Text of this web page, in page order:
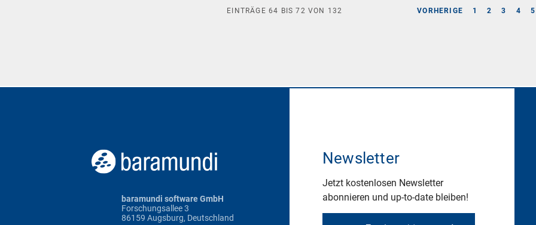
VORHERIGE 1 2 3 4 5
EINTRÄGE 64 BIS72 VON 132
baramundi software GmbH
Forschungsallee 3
86159 Augsburg, Deutschland
Newsletter
Jetzt kostenlosen Newsletter
abonnieren und up-to-date bleiben!